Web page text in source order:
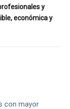
y
económica y
con mayor